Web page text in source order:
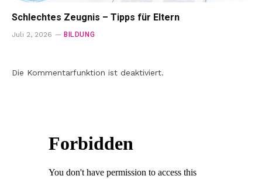
Schlechtes Zeugnis – Tipps für Eltern
Juli 2, 2026 BILDUNG
Die Kommentarfunktion ist deaktiviert.